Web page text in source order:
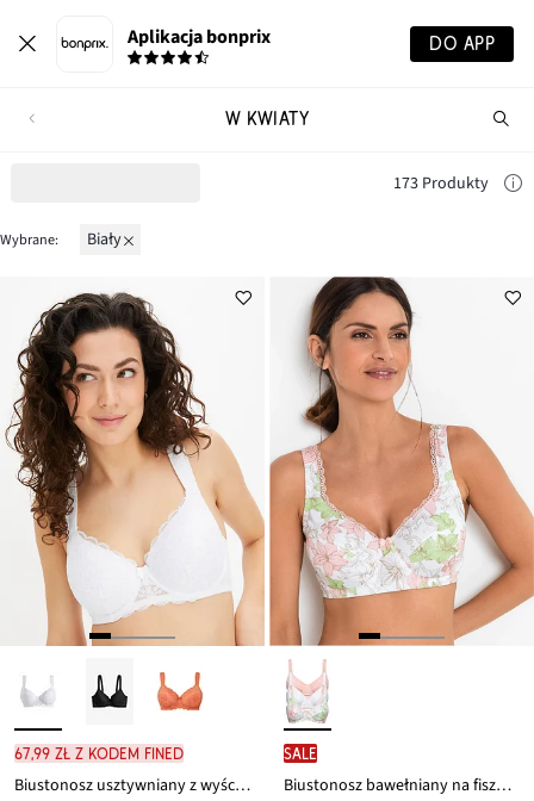
Aplikacja bonprix DO APP
W KWIATY
173 Produkty
Wybrane: biały
67,99 zł z kodem FINED
Biustonosz usztywniany z wyściełanymi ramiączkami
SALE
Biustonosz bawełniany na fiszbinach (3 szt.)